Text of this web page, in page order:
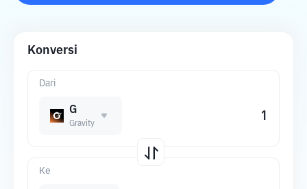
Konversi
Dari
G
Gravity
Ke